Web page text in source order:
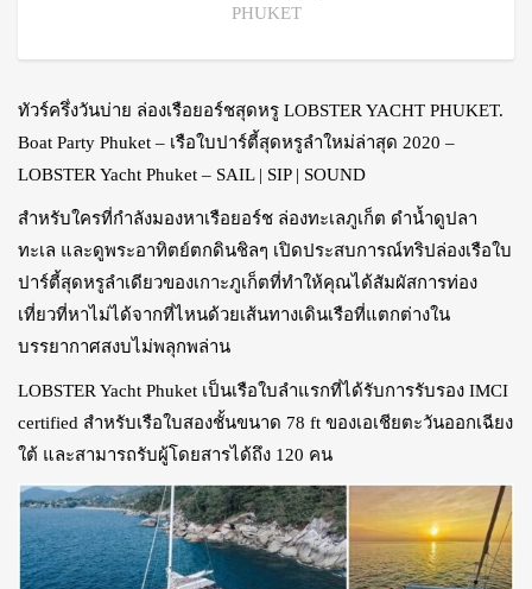
PHUKET
ทัวร์ครึ่งวันบ่าย ล่องเรือยอร์ชสุดหรู LOBSTER YACHT PHUKET.
Boat Party Phuket – เรือใบปาร์ตี้สุดหรูลำใหม่ล่าสุด 2020 –
LOBSTER Yacht Phuket – SAIL | SIP | SOUND
สำหรับใครที่กำลังมองหาเรือยอร์ช ล่องทะเลภูเก็ต ดำน้ำดูปลา
ทะเล และดูพระอาทิตย์ตกดินชิลๆ เปิดประสบการณ์ทริปล่องเรือใบ
ปาร์ตี้สุดหรูลำเดียวของเกาะภูเก็ตที่ทำให้คุณได้สัมผัสการท่อง
เที่ยวที่หาไม่ได้จากที่ไหนด้วยเส้นทางเดินเรือที่แตกต่างใน
บรรยากาศสงบไม่พลุกพล่าน
LOBSTER Yacht Phuket เป็นเรือใบลำแรกที่ได้รับการรับรอง IMCI
certified สำหรับเรือใบสองชั้นขนาด 78 ft ของเอเชียตะวันออกเฉียง
ใต้ และสามารถรับผู้โดยสารได้ถึง 120 คน